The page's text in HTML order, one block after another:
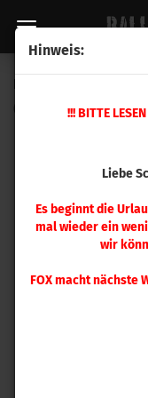
Hinweis:
!!! BITTE
Liebe
Es beginnt die
mal wieder ein
wir
FOX macht nächste
380713)